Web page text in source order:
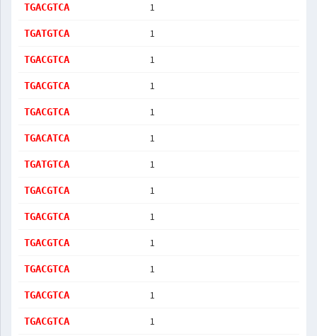
TGACGTCA 1
TGATGTCA 1
TGACGTCA 1
TGACGTCA 1
TGACGTCA 1
TGACATCA 1
TGATGTCA 1
TGACGTCA 1
TGACGTCA 1
TGACGTCA 1
TGACGTCA 1
TGACGTCA 1
TGACGTCA 1